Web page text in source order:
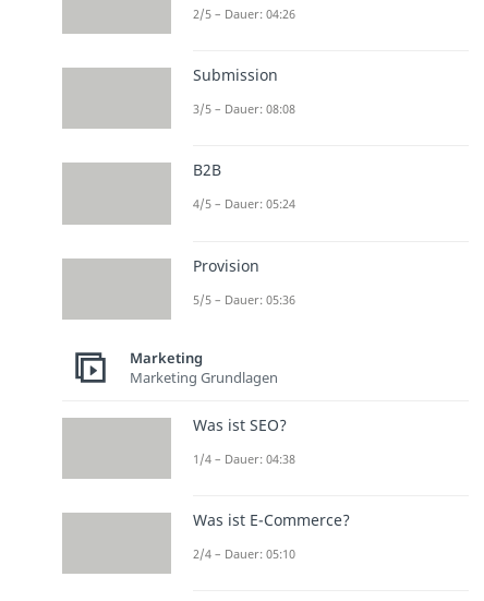
2/5 – Dauer: 04:26
Submission
3/5 – Dauer: 08:08
B2B
4/5 – Dauer: 05:24
Provision
5/5 – Dauer: 05:36
Marketing
Marketing Grundlagen
Was ist SEO?
1/4 – Dauer: 04:38
Was ist E-Commerce?
2/4 – Dauer: 05:10